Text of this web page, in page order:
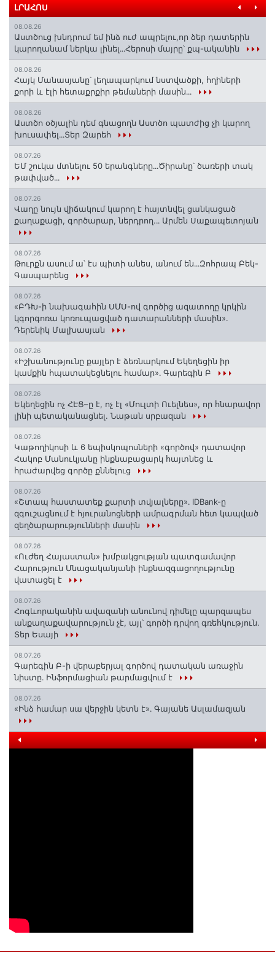
ԼՐԱՀՈՍ
08.08.26
Աստծուց խնդրում եմ ինձ ուժ ապրելու,որ ձեր դատերին
կարողանամ ներկա լինել․․․Հերոսի մայրը՝ քպ-ականին
08.08.26
Հայկ Մանասյանը՝ լեղապարկում նստվածքի, հղիների
քորի և էլի հետաքրքիր թեմաների մասին․․․
08.08.26
Աստծո օծյալին դեմ գնացողն Աստծո պատժից չի կարող
խուսափել․․․Տեր Զարեհ
08.07.26
ԵՄ շուկա մտնելու 50 երանգները․․․Ծիրանը՝ ծառերի տակ
թափված․․․
08.07.26
Վաղը նույն վիճակում կարող է հայտնվել ցանկացած
քաղաքացի, գործարար, ներդրող.․․ Արմեն Սաքապետոյան
08.07.26
Թուրքն ասում ա՝ էս պիտի անես, անում են․․․Զոհրապ Բեկ-
Գասպարենց
08.07.26
«ԲԴԽ-ի նախագահին ՍՄՍ-ով գործից ազատողը կրկին
կգորգոռա կոռուպացված դատարանների մասին».
Դերենիկ Մալխասյան
08.07.26
«Իշխանությունը քայլեր է ձեռնարկում Եկեղեցին իր
կամքին հպատակեցնելու համար»․ Գարեգին Բ
08.07.26
Եկեղեցին ոչ ՀԷՑ–ը է, ոչ էլ «Մուլտի Ուելնես», որ հնարավոր
լինի պետականացնել. Նաթան սրբազան
08.07.26
️Կաթողիկոսի և 6 եպիսկոպոսների «գործով» դատավոր
Հակոբ Մանուկյանը ինքնաբացարկ հայտնեց և
հրաժարվեց գործը քննելուց
08.07.26
«Շտապ հաստատեք քարտի տվյալները»․ IDBank-ը
զգուշացնում է հյուրանոցների ամրագրման հետ կապված
զեղծարարությունների մասին
08.07.26
«Ուժեղ Հայաստան» խմբակցության պատգամավոր
Հարություն Մնացականյանի ինքնազգացողությունը
վատացել է
08.07.26
Հոգևորականին ավազանի անունով դիմելը պարզապես
անքաղաքավարություն չէ, այլ՝ գործի դրվող գռեհկություն.
Տեր Եսայի
08.07.26
Գարեգին Բ-ի վերաբերյալ գործով դատական առաջին
նիստը․ Ինֆորմացիան թարմացվում է
08.07.26
«Ինձ համար սա վերջին կետն է»․ Գայանե Ասլամազյան